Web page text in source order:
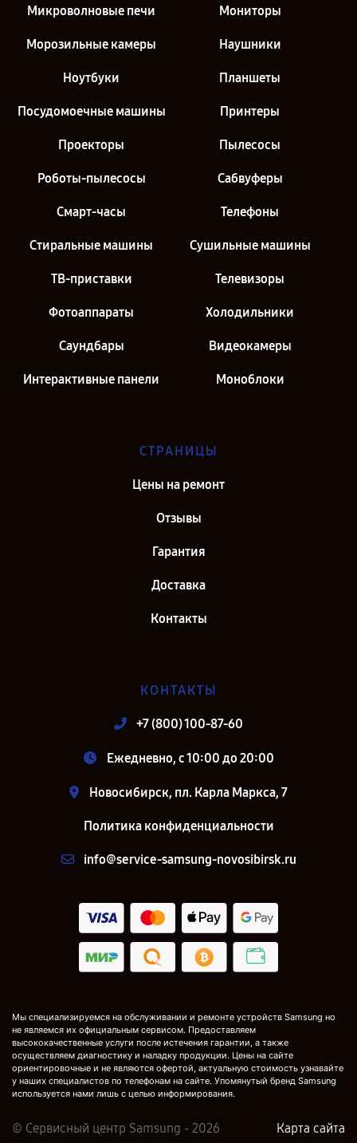
Микроволновые печи Мониторы
Морозильные камеры Наушники
Ноутбуки Планшеты
Посудомоечные машины Принтеры
Проекторы Пылесосы
Роботы-пылесосы Сабвуферы
Смарт-часы Телефоны
Стиральные машины Сушильные машины
ТВ-приставки Телевизоры
Фотоаппараты Холодильники
Саундбары Видеокамеры
Интерактивные панели Моноблоки
СТРАНИЦЫ
Цены на ремонт
Отзывы
Гарантия
Доставка
Контакты
КОНТАКТЫ
+7 (800) 100-87-60
Ежедневно, с 10:00 до 20:00
Новосибирск, пл. Карла Маркса, 7
Политика конфиденциальности
info@service-samsung-novosibirsk.ru
Мы специализируемся на обслуживании и ремонте устройств Samsung но
не являемся их официальным сервисом. Предоставляем
высококачественные услуги после истечения гарантии, а также
осуществляем диагностику и наладку продукции. Цены на сайте
ориентировочные и не являются офертой, актуальную стоимость узнавайте
у наших специалистов по телефонам на сайте. Упомянутый бренд Samsung
используется нами лишь с целью информирования.
© Сервисный центр Samsung - 2026 Карта сайта